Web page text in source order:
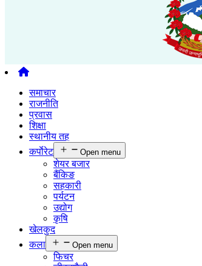
समाचार
राजनीति
प्रवास
शिक्षा
स्थानीय तह
कर्पाेरेट
Open menu
शेयर बजार
बैंकिङ
सहकारी
पर्यटन
उद्योग
कृषि
खेलकुद
कला
Open menu
फिचर